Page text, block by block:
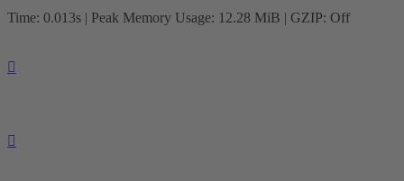
Time: 0.013s | Peak Memory Usage: 12.28 MiB | GZIP: Off